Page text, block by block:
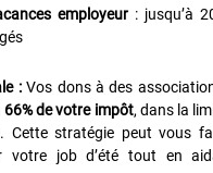
employeur: jusqu’à
:Vos dons à des
66% de votre impôt, dans la
Cette stratégie peut vous
votre job d’été tout en